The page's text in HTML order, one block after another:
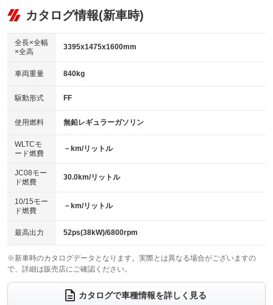
リフトアップ
：装備なし
：装備なし
パワーウィンドウ
アイドリングストップ
：装備あり
USB入力端子
：装備あり
100V電源
：装備なし
センターデフロック
：装備なし
電動格納ミラー
：装備あり
ビジュアル：-／DVD再生
：装備あり
アルミホイール：アルミホイール
：装備あり
HID(キセノンライト)
バックカメラ
エアロ
：装備なし
ローダウン
：装備なし
ベンチシート
：装備あり
チップアップシート
：装備なし
電動格納サードシート
：装備なし シートヒーター
：装備なし
ウォークスルー
電動リアゲート フロントカメラ
：装備なし
カタログ情報(新車時)
全長×全幅
×全高
3395x1475x1600mm
車両重量 840kg
駆動形式 FF
使用燃料 無鉛レギュラーガソリン
WLTCモ
ード燃費
－km/リットル
JC08モー
ド燃費
30.0km/リットル
10/15モー
ド燃費
－km/リットル
最高出力 52ps(38kW)/6800rpm
※新車時のカタログデータとなります。実際とは異なる場合がございますの
で、詳細は販売店にご確認ください。
カタログで車種情報を詳しく見る